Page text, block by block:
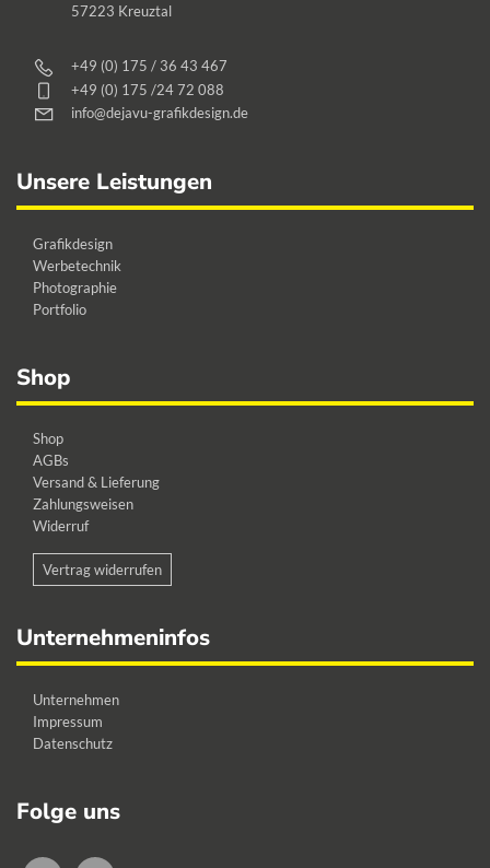
57223 Kreuztal
+49 (0) 175 / 36 43 467
+49 (0) 175 /24 72 088
info@dejavu-grafikdesign.de
Unsere Leistungen
Grafikdesign
Werbetechnik
Photographie
Portfolio
Shop
Shop
AGBs
Versand & Lieferung
Zahlungsweisen
Widerruf
Vertrag widerrufen
Unternehmeninfos
Unternehmen
Impressum
Datenschutz
Folge uns